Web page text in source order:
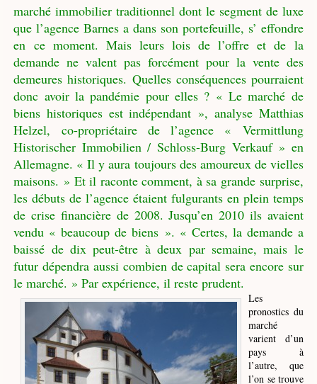
marché immobilier traditionnel dont le segment de luxe
que l’agence Barnes a dans son portefeuille, s’ effondre
en ce moment. Mais leurs lois de l’offre et de la
demande ne valent pas forcément pour la vente des
demeures historiques. Quelles conséquences pourraient
donc avoir la pandémie pour elles ? « Le marché de
biens historiques est indépendant », analyse Matthias
Helzel, co-propriétaire de l’agence « Vermittlung
Historischer Immobilien / Schloss-Burg Verkauf » en
Allemagne. « Il y aura toujours des amoureux de vielles
maisons. » Et il raconte comment, à sa grande surprise,
les débuts de l’agence étaient fulgurants en plein temps
de crise financière de 2008. Jusqu’en 2010 ils avaient
vendu « beaucoup de biens ». « Certes, la demande a
baissé de dix peut-être à deux par semaine, mais le
futur dépendra aussi combien de capital sera encore sur
le marché. » Par expérience, il reste prudent.
Les
pronostics du
marché
varient d’un
pays à
l’autre, que
l’on se trouve